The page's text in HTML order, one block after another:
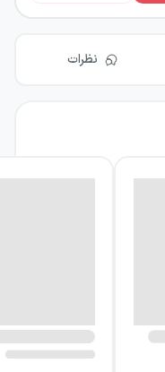
نظرات